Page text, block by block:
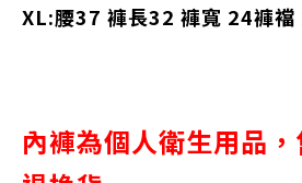
XL:腰37 褲長32 褲寬 24褲襠
內褲為個人衛生用品